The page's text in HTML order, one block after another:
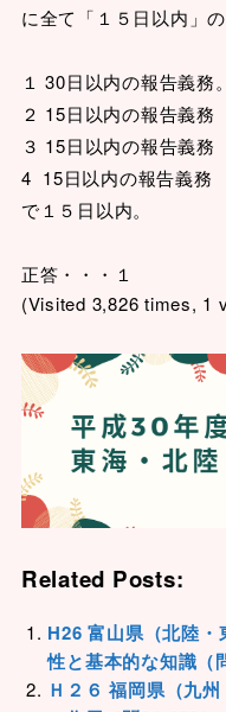
に全て「１５日以内」
１ 30日以内の報告義務
２ 15日以内の報告義務
３ 15日以内の報告義務
4 15日以内の報告義務
で１５日以内。
正答・・・１
(Visited 3,826 times, 1
Related Posts:
H26 富山県（北陸
性と基本的な知識（
Ｈ２６ 福岡県（九